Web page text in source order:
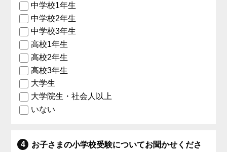
中学校1年生
中学校2年生
中学校3年生
高校1年生
高校2年生
高校3年生
大学生
大学院生・社会人以上
いない
お子さまの小学校受験についてお聞かせくださ